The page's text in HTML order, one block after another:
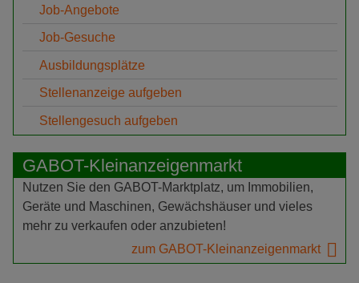
Job-Angebote
Job-Gesuche
Ausbildungsplätze
Stellenanzeige aufgeben
Stellengesuch aufgeben
GABOT-Kleinanzeigenmarkt
Nutzen Sie den GABOT-Marktplatz, um Immobilien,
Geräte und Maschinen, Gewächshäuser und vieles
mehr zu verkaufen oder anzubieten!
zum GABOT-Kleinanzeigenmarkt